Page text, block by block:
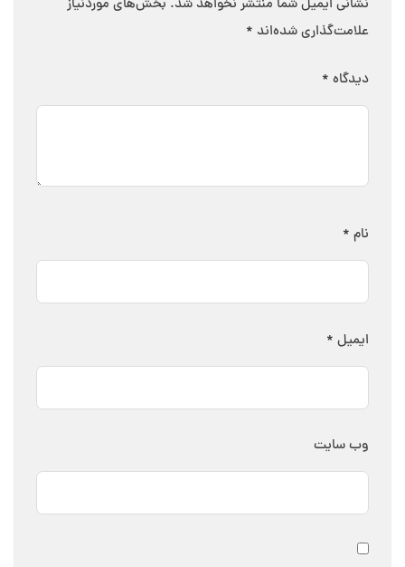
نشانی ایمیل شما منتشر نخواهد شد. بخش‌های موردنیاز
علامت‌گذاری شده‌اند *
دیدگاه *
نام *
ایمیل *
وب‌ سایت